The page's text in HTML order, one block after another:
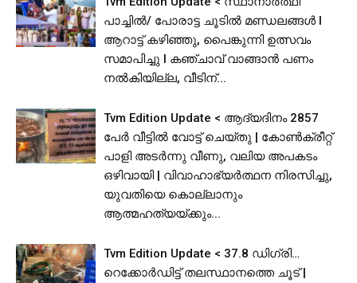
പാച്ചിൽ/ പോരാട്ട ചൂടിൽ മണ്ഡലങ്ങൾ I
ആറാട്ട് കഴിഞ്ഞു, പൈങ്കുന്നി ഉത്സവം
സമാപിച്ചു I കഞ്ചാവ് വാങ്ങാൻ പണം
നൽകിയില്ല, വീടിന്...
Tvm Edition Update < ആദ്യദിനം 2857
പേർ വീട്ടിൽ വോട്ട് ചെയ്തു | കോൺക്രീറ്റ്
പാളി അടർന്നു വീണു, വലിയ അപകടം
ഒഴിവായി | വിവാഹാഭ്യർത്ഥന നിരസിച്ചു,
യുവതിയെ കൊല്ലാനും
ആത്മഹത്യയ്ക്കും...
Tvm Edition Update < 37.8 ഡിഗ്രി…
റെക്കോർഡിട്ട് തലസ്ഥാനത്തെ ചൂട് |